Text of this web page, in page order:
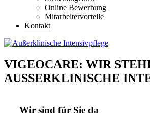
Online Bewerbung
Mitarbeitervorteile
Kontakt
VIGEOCARE: WIR
AUSSERKLINISCHE
Wir sind für Sie da